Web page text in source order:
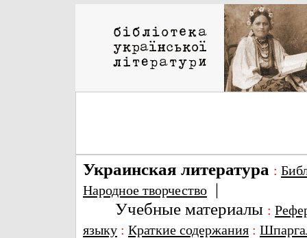
Украинская литература :
Народное творчество |
Учебные материалы :
языку : Краткие содержания :